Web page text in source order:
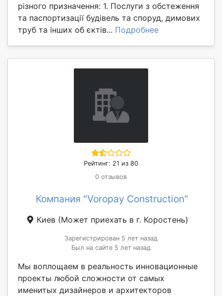
різного призначення: 1. Послуги з обстеження
та паспортизації будівель та споруд, димових
труб та інших об єктів... Подробнее
Рейтинг: 21 из 80
0 отзывов
Компания "Voropay Construction"
Киев (Может приехать в г. Коростень)
Зарегистрирован 5 лет назад
Был на сайте 5 лет назад
Мы воплощаем в реальность инновационные
проекты любой сложности от самых
именитых дизайнеров и архитекторов